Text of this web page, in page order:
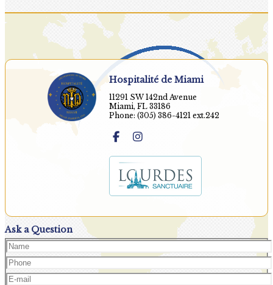
Hospitalité de Miami
11291 SW 142nd Avenue
Miami, FL 33186
Phone: (305) 386-4121 ext.242
Ask a Question